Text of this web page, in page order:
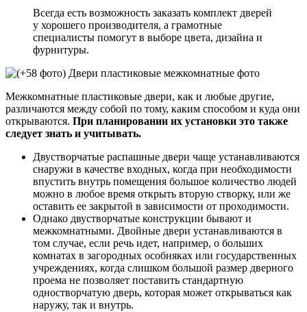
Всегда есть возможность заказать комплект дверей
у хорошего производителя, а грамотные
специалисты помогут в выборе цвета, дизайна и
фурнитуры.
Межкомнатные пластиковые двери, как и любые другие,
различаются между собой по тому, каким способом и куда они
открываются. При планировании их установки это также
следует знать и учитывать.
Двустворчатые распашные двери чаще устанавливаются
снаружи в качестве входных, когда при необходимости
впустить внутрь помещения большое количество людей
можно в любое время открыть вторую створку, или же
оставить ее закрытой в зависимости от проходимости.
Однако двустворчатые конструкции бывают и
межкомнатными. Двойные двери устанавливаются в
том случае, если речь идет, например, о больших
комнатах в загородных особняках или государственных
учреждениях, когда слишком большой размер дверного
проема не позволяет поставить стандартную
одностворчатую дверь, которая может открываться как
наружу, так и внутрь.